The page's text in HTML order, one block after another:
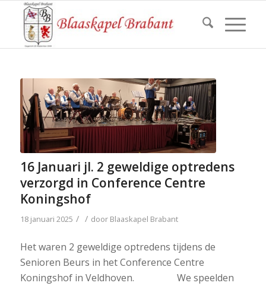
16 Januari jl. 2 geweldige optredens
verzorgd in Conference Centre
Koningshof
18 januari 2025 / / door Blaaskapel Brabant
Het waren 2 geweldige optredens tijdens de
Senioren Beurs in het Conference Centre
Koningshof in Veldhoven. We speelden